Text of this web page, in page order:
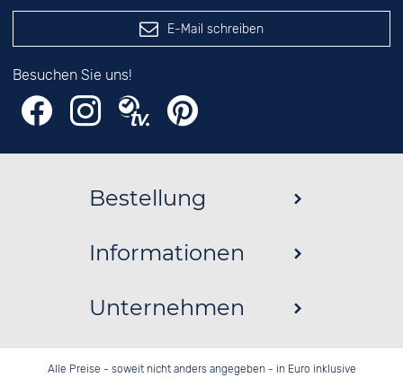
E-Mail schreiben
Besuchen Sie uns!
Bestellung
Informationen
Unternehmen
Alle Preise - soweit nicht anders angegeben - in Euro inklusive